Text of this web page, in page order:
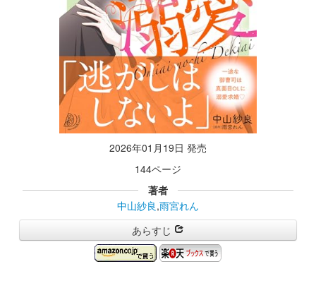
2026年01月19日 発売
144ページ
著者
中山紗良,雨宮れん
あらすじ